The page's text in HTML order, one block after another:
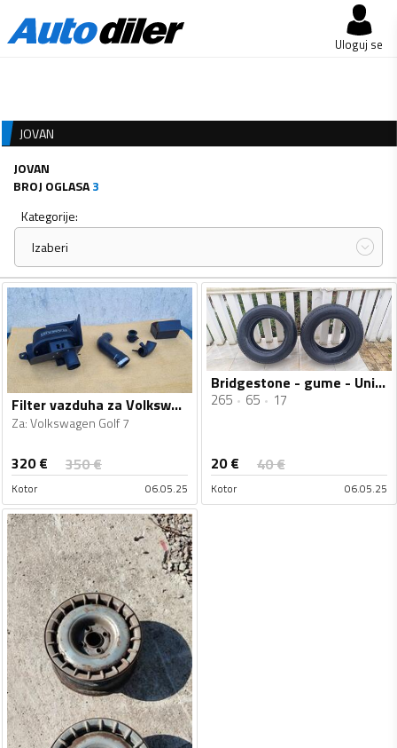
Uloguj se
JOVAN
JOVAN
BROJ OGLASA3
Kategorije:
Izaberi
Filter vazduha za Volkswagen - Golf 7
Za:Volkswagen Golf 7
320€ 350€
Kotor 06.05.25
Bridgestone - gume - Univerzalna guma
265 65 17
20€ 40€
Kotor 06.05.25